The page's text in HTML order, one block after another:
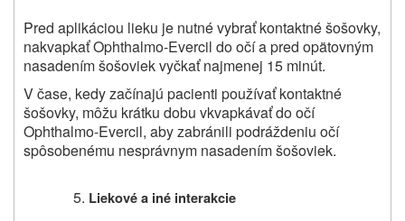
Pred aplikáciou lieku je nutné vybrať kontaktné šošovky,
nakvapkať Ophthalmo-Evercil do očí a pred opätovným
nasadením šošoviek vyčkať najmenej 15 minút.
V čase, kedy začínajú pacienti používať kontaktné
šošovky, môžu krátku dobu vkvapkávať do očí
Ophthalmo-Evercil, aby zabránili podráždeniu očí
spôsobenému nesprávnym nasadením šošoviek.
Liekové a iné interakcie